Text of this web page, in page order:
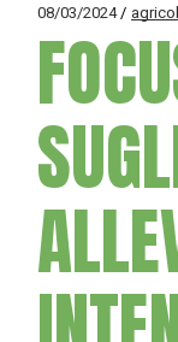
08/03/2024